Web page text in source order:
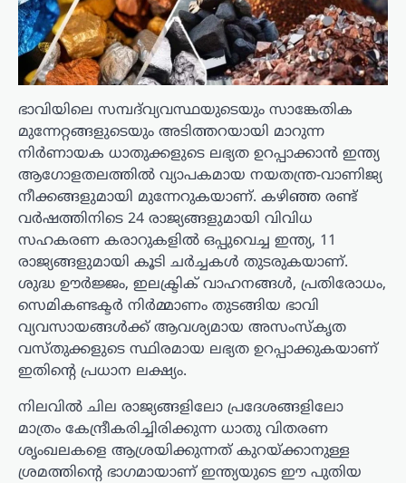
ഭാവിയിലെ സമ്പദ്‌വ്യവസ്ഥയുടെയും സാങ്കേതിക
മുന്നേറ്റങ്ങളുടെയും അടിത്തറയായി മാറുന്ന
നിർണായക ധാതുക്കളുടെ ലഭ്യത ഉറപ്പാക്കാൻ ഇന്ത്യ
ആഗോളതലത്തിൽ വ്യാപകമായ നയതന്ത്ര-വാണിജ്യ
നീക്കങ്ങളുമായി മുന്നേറുകയാണ്. കഴിഞ്ഞ രണ്ട്
വർഷത്തിനിടെ 24 രാജ്യങ്ങളുമായി വിവിധ
സഹകരണ കരാറുകളിൽ ഒപ്പുവെച്ച ഇന്ത്യ, 11
രാജ്യങ്ങളുമായി കൂടി ചർച്ചകൾ തുടരുകയാണ്.
ശുദ്ധ ഊർജ്ജം, ഇലക്ട്രിക് വാഹനങ്ങൾ, പ്രതിരോധം,
സെമികണ്ടക്ടർ നിർമ്മാണം തുടങ്ങിയ ഭാവി
വ്യവസായങ്ങൾക്ക് ആവശ്യമായ അസംസ്കൃത
വസ്തുക്കളുടെ സ്ഥിരമായ ലഭ്യത ഉറപ്പാക്കുകയാണ്
ഇതിന്റെ പ്രധാന ലക്ഷ്യം.
നിലവിൽ ചില രാജ്യങ്ങളിലോ പ്രദേശങ്ങളിലോ
മാത്രം കേന്ദ്രീകരിച്ചിരിക്കുന്ന ധാതു വിതരണ
ശൃംഖലകളെ ആശ്രയിക്കുന്നത് കുറയ്ക്കാനുള്ള
ശ്രമത്തിന്റെ ഭാഗമായാണ് ഇന്ത്യയുടെ ഈ പുതിയ